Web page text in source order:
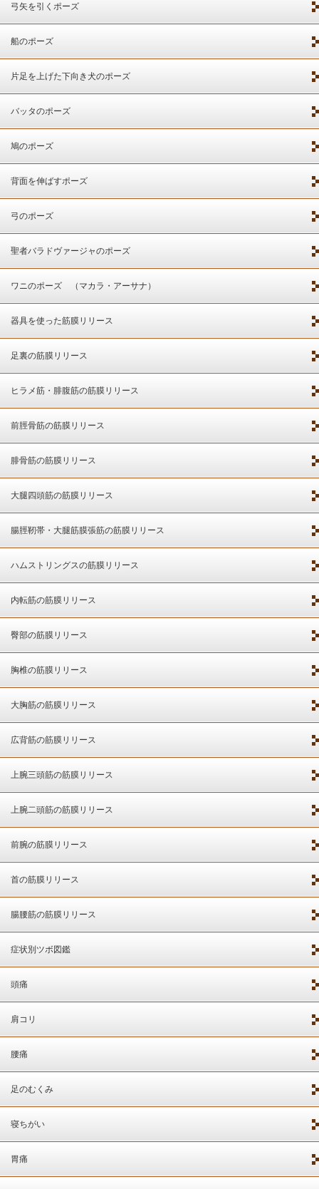
弓矢を引くポーズ
船のポーズ
片足を上げた下向き犬のポーズ
バッタのポーズ
鳩のポーズ
背面を伸ばすポーズ
弓のポーズ
聖者バラドヴァージャのポーズ
ワニのポーズ （マカラ・アーサナ）
器具を使った筋膜リリース
足裏の筋膜リリース
ヒラメ筋・腓腹筋の筋膜リリース
前脛骨筋の筋膜リリース
腓骨筋の筋膜リリース
大腿四頭筋の筋膜リリース
腸脛靭帯・大腿筋膜張筋の筋膜リリース
ハムストリングスの筋膜リリース
内転筋の筋膜リリース
臀部の筋膜リリース
胸椎の筋膜リリース
大胸筋の筋膜リリース
広背筋の筋膜リリース
上腕三頭筋の筋膜リリース
上腕二頭筋の筋膜リリース
前腕の筋膜リリース
首の筋膜リリース
腸腰筋の筋膜リリース
症状別ツボ図鑑
頭痛
肩コリ
腰痛
足のむくみ
寝ちがい
胃痛